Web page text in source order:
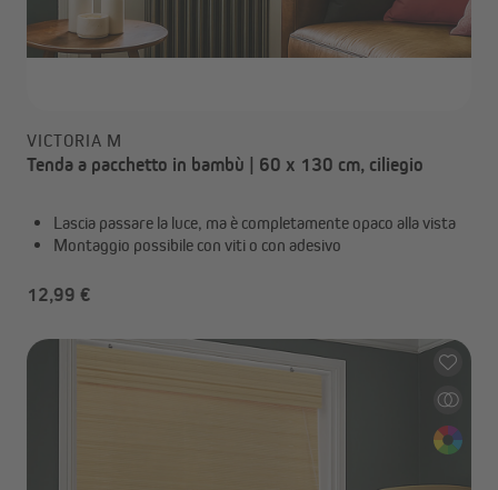
VICTORIA M
Tenda a pacchetto in bambù | 60 x 130 cm, ciliegio
Lascia passare la luce, ma è completamente opaco alla vista
Montaggio possibile con viti o con adesivo
12,99 €